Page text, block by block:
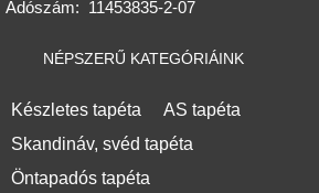
Adószám: 11453835-2-07
NÉPSZERŰ KATEGÓRIÁINK
Készletes tapéta
AS tapéta
Skandináv, svéd tapéta
Öntapadós tapéta